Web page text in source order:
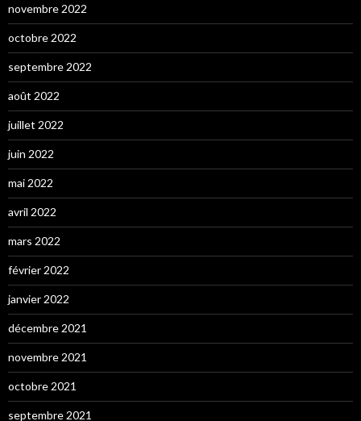
novembre 2022
octobre 2022
septembre 2022
août 2022
juillet 2022
juin 2022
mai 2022
avril 2022
mars 2022
février 2022
janvier 2022
décembre 2021
novembre 2021
octobre 2021
septembre 2021